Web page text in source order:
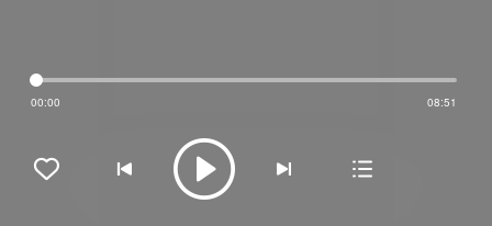
00:00 08:51
    